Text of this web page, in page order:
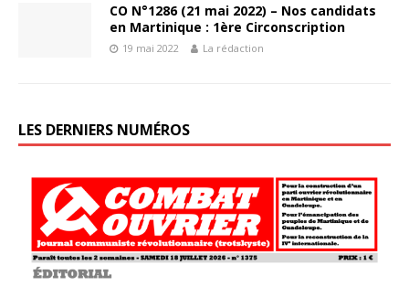
CO N°1286 (21 mai 2022) – Nos candidats
en Martinique : 1ère Circonscription
19 mai 2022 La rédaction
LES DERNIERS NUMÉROS